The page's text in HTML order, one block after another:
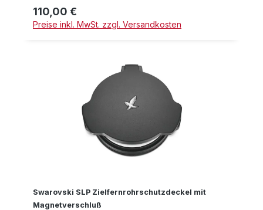
Regulärer Preis:
110,00 €
Preise inkl. MwSt. zzgl. Versandkosten
Swarovski SLP Zielfernrohrschutzdeckel mit
Magnetverschluß